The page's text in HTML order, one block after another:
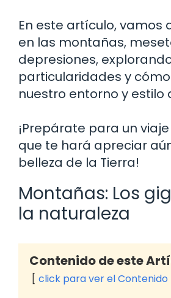
En este artículo, vamos
en las montañas,
depresiones,
particularidades y
nuestro entorno y estilo
¡Prepárate para un
que te hará apreciar
belleza de la Tierra!
Montañas: Los
la naturaleza
Contenido de este
click para ver el Contenido